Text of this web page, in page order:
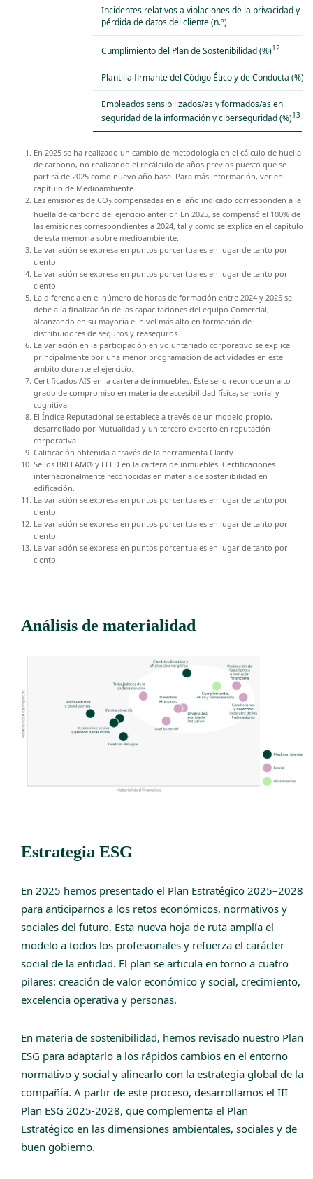
Incidentes relativos a violaciones de la privacidad y
pérdida de datos del cliente (n.º)
Cumplimiento del Plan de Sostenibilidad (%)12
Plantilla firmante del Código Ético y de Conducta (%)
Empleados sensibilizados/as y formados/as en
seguridad de la información y ciberseguridad (%)13
En 2025 se ha realizado un cambio de metodología en el cálculo de huella
de carbono, no realizando el recálculo de años previos puesto que se
partirá de 2025 como nuevo año base. Para más información, ver en
capítulo de Medioambiente.
Las emisiones de CO2 compensadas en el año indicado corresponden a la
huella de carbono del ejercicio anterior. En 2025, se compensó el 100% de
las emisiones correspondientes a 2024, tal y como se explica en el capítulo
de esta memoria sobre medioambiente.
La variación se expresa en puntos porcentuales en lugar de tanto por
ciento.
La variación se expresa en puntos porcentuales en lugar de tanto por
ciento.
La diferencia en el número de horas de formación entre 2024 y 2025 se
debe a la finalización de las capacitaciones del equipo Comercial,
alcanzando en su mayoría el nivel más alto en formación de
distribuidores de seguros y reaseguros.
La variación en la participación en voluntariado corporativo se explica
principalmente por una menor programación de actividades en este
ámbito durante el ejercicio.
Certificados AIS en la cartera de inmuebles. Este sello reconoce un alto
grado de compromiso en materia de accesibilidad física, sensorial y
cognitiva.
El Índice Reputacional se establece a través de un modelo propio,
desarrollado por Mutualidad y un tercero experto en reputación
corporativa.
Calificación obtenida a través de la herramienta Clarity.
Sellos BREEAM® y LEED en la cartera de inmuebles. Certificaciones
internacionalmente reconocidas en materia de sostenibilidad en
edificación.
La variación se expresa en puntos porcentuales en lugar de tanto por
ciento.
La variación se expresa en puntos porcentuales en lugar de tanto por
ciento.
La variación se expresa en puntos porcentuales en lugar de tanto por
ciento.
Análisis de materialidad
Estrategia ESG
En 2025 hemos presentado el Plan Estratégico 2025–2028
para anticiparnos a los retos económicos, normativos y
sociales del futuro. Esta nueva hoja de ruta amplía el
modelo a todos los profesionales y refuerza el carácter
social de la entidad. El plan se articula en torno a cuatro
pilares: creación de valor económico y social, crecimiento,
excelencia operativa y personas.
En materia de sostenibilidad, hemos revisado nuestro Plan
ESG para adaptarlo a los rápidos cambios en el entorno
normativo y social y alinearlo con la estrategia global de la
compañía. A partir de este proceso, desarrollamos el III
Plan ESG 2025-2028, que complementa el Plan
Estratégico en las dimensiones ambientales, sociales y de
buen gobierno.